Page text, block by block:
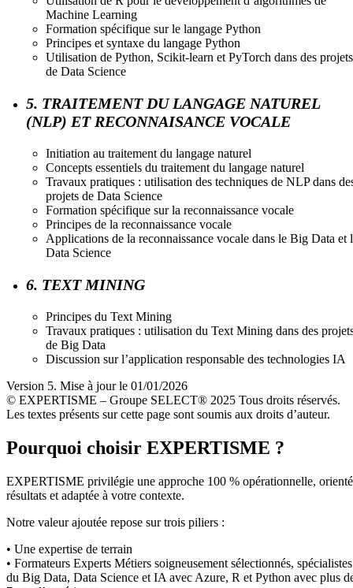
Machine Learning
Formation spécifique sur le langage Python
Principes et syntaxe du langage Python
Utilisation de Python, Scikit-learn et PyTorch dans des projets
de Data Science
5. TRAITEMENT DU LANGAGE NATUREL
(NLP) ET RECONNAISANCE VOCALE
Initiation au traitement du langage naturel
Concepts essentiels du traitement du langage naturel
Travaux pratiques : utilisation des techniques de NLP dans
projets de Data Science
Formation spécifique sur la reconnaissance vocale
Principes de la reconnaissance vocale
Applications de la reconnaissance vocale dans le Big Data et
Data Science
6. TEXT MINING
Principes du Text Mining
Travaux pratiques : utilisation du Text Mining dans des
de Big Data
Discussion sur l’application responsable des technologies IA
Version 5. Mise à jour le 01/01/2026
© EXPERTISME – Groupe SELECT® 2025 Tous droits réservés.
Les textes présents sur cette page sont soumis aux droits d’auteur.
Pourquoi choisir EXPERTISME ?
EXPERTISME privilégie une approche 100 % opérationnelle,
résultats et adaptée à votre contexte.
Notre valeur ajoutée repose sur trois piliers :
• Une expertise de terrain
• Formateurs Experts Métiers soigneusement sélectionnés, spécialistes
du Big Data, Data Science et IA avec Azure, R et Python avec plus